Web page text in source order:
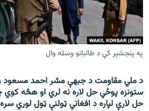
اړیکه
دري پاڼه
Azadi English
راسره ملګري شئ
په پنجشېر کې د طالبانو وسله وال
د ملي مقاومت د جبهې مشر احمد مسعود
ستونزه پوځي حل لاره نه لري او هڅه
حل لارې لپاره د افغاني ټولنې ټول لوري